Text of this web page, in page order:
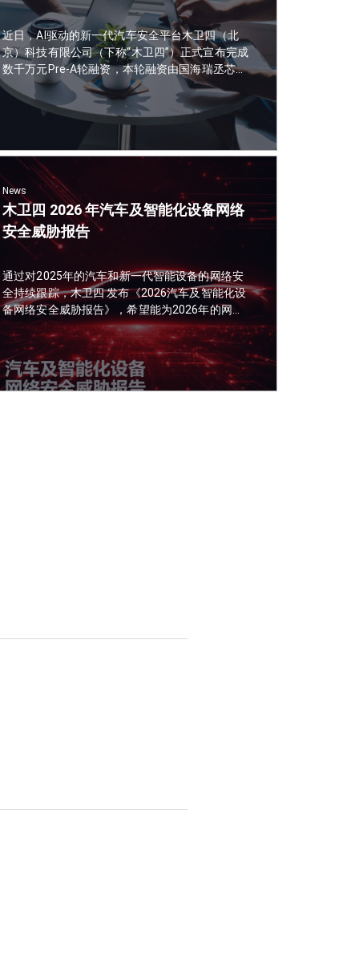
近日，AI驱动的新一代汽车安全平台木卫四（北
京）科技有限公司（下称“木卫四”）正式宣布完成
数千万元Pre-A轮融资，本轮融资由国海瑞丞芯车
联动创业投资基金领投，胡杨林资本跟投，指数
资本担任独家财务顾问。融资资金计划用于产品
研发和市场拓展。
News
木卫四 2026 年汽车及智能化设备网络
安全威胁报告
通过对2025年的汽车和新一代智能设备的网络安
全持续跟踪，木卫四 发布《2026汽车及智能化设
备网络安全威胁报告》，希望能为2026年的网络
安全行业提供一些可参考的思路。